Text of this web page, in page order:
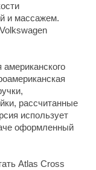
и массажем.
рассчитанные
использует
оформленный
Atlas Cross